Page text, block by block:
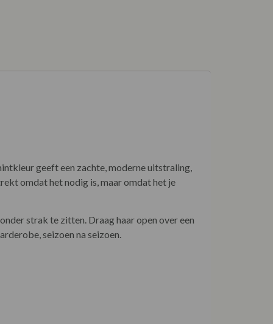
geeft een zachte, moderne uitstraling,
omdat het nodig is, maar omdat het je
strak te zitten. Draag haar open over een
seizoen na seizoen.